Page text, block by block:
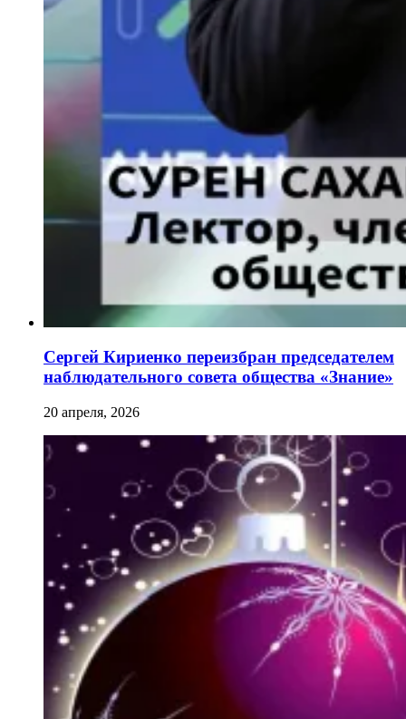
Сергей Кириенко переизбран председателем
наблюдательного совета общества «Знание»
20 апреля, 2026